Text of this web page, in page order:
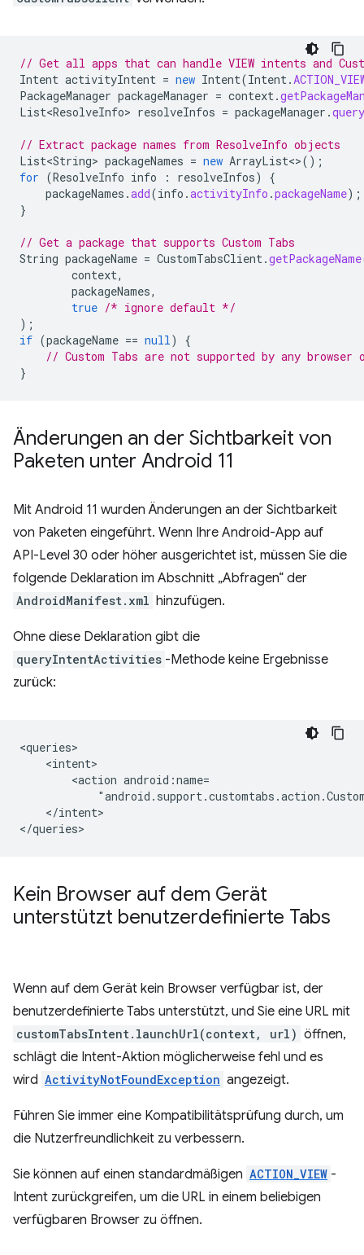
// Get all apps that can handle VIEW intents and
Intent activityIntent = new Intent(Intent.
PackageManager packageManager = context.
List<ResolveInfo> resolveInfos = packageManager .
// Extract package names from ResolveInfo objects
List<String> packageNames = new ArrayList<>();
for (ResolveInfo info : resolveInfos)
{
packageNames .add(info .activityInfo .packageName);
}
// Get a package that supports Custom Tabs
String packageName = CustomTabsClient.getPackageName
context,
packageNames,
true /* ignore default */
);
if (packageName == null)
{
// Custom Tabs are not supported by any browser
}
Änderungen an der Sichtbarkeit von
Paketen unter Android 11
Mit Android 11 wurden Änderungen an der Sichtbarkeit
von Paketen eingeführt. Wenn Ihre Android-App auf
API-Level 30 oder höher ausgerichtet ist, müssen Sie die
folgende Deklaration im Abschnitt „Abfragen“ der
AndroidManifest.xml hinzufügen.
Ohne diese Deklaration gibt die
queryIntentActivities -Methode keine Ergebnisse
zurück:
<action
</intent>
Kein Browser auf dem Gerät
unterstützt benutzerdefinierte Tabs
Wenn auf dem Gerät kein Browser verfügbar ist, der
benutzerdefinierte Tabs unterstützt, und Sie eine URL mit
customTabsIntent.launchUrl(context, url) öffnen,
schlägt die Intent-Aktion möglicherweise fehl und es
wird ActivityNotFoundException angezeigt.
Führen Sie immer eine Kompatibilitätsprüfung durch, um
die Nutzerfreundlichkeit zu verbessern.
Sie können auf einen standardmäßigen ACTION_VIEW -
Intent zurückgreifen, um die URL in einem beliebigen
verfügbaren Browser zu öffnen.